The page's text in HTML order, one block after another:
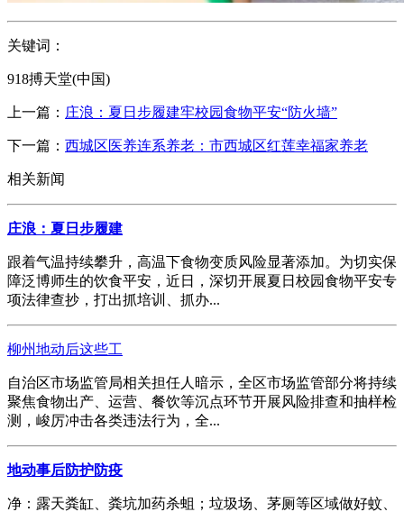
关键词：
918搏天堂(中国)
上一篇： 庄浪：夏日步履建牢校园食物平安“防火墙”
下一篇： 西城区医养连系养老：市西城区红莲幸福家养老
相关新闻
庄浪：夏日步履建
跟着气温持续攀升，高温下食物变质风险显著添加。为切实保
障泛博师生的饮食平安，近日，深切开展夏日校园食物平安专
项法律查抄，打出抓培训、抓办...
柳州地动后这些工
自治区市场监管局相关担任人暗示，全区市场监管部分将持续
聚焦食物出产、运营、餐饮等沉点环节开展风险排查和抽样检
测，峻厉冲击各类违法行为，全...
地动事后防护防疫
净：露天粪缸、粪坑加药杀蛆；垃圾场、茅厕等区域做好蚊、